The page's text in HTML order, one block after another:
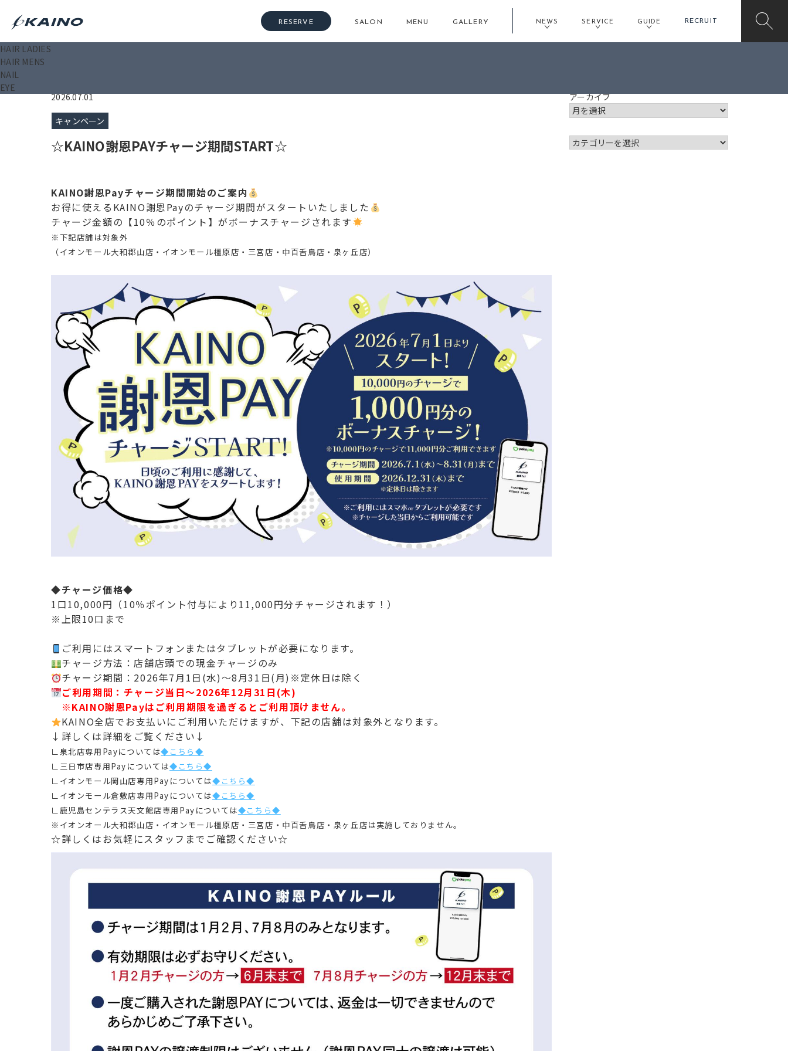
RESERVE SALON MENU GALLERY NEWS SERVICE GUIDE RECRUIT
HAIR LADIES
HAIR MENS
NAIL
EYE
2026.07.01
キャンペーン
☆KAINO謝恩PAYチャージ期間START☆
KAINO謝恩Payチャージ期間開始のご案内
お得に使えるKAINO謝恩Payのチャージ期間がスタートいたしました
チャージ金額の【10％のポイント】がボーナスチャージされます
※下記店舗は対象外
（イオンモール大和郡山店・イオンモール橿原店・三宮店・中百舌鳥店・泉ヶ丘店）
◆チャージ価格◆
1口10,000円（10％ポイント付与により11,000円分チャージされます！）
※上限10口まで
ご利用にはスマートフォンまたはタブレットが必要になります。
チャージ方法：店舗店頭での現金チャージのみ
チャージ期間：2026年7月1日(水)～8月31日(月)※定休日は除く
ご利用期間：チャージ当日～2026年12月31日(木)
※KAINO謝恩Payはご利用期限を過ぎるとご利用頂けません。
KAINO全店でお支払いにご利用いただけますが、下記の店舗は対象外となります。
↓詳しくは詳細をご覧ください↓
∟泉北店専用Payについては◆こちら◆
∟三日市店専用Payについては◆こちら◆
∟イオンモール岡山店専用Payについては◆こちら◆
∟イオンモール倉敷店専用Payについては◆こちら◆
∟鹿児島センテラス天文館店専用Payについては◆こちら◆
※イオンオール大和郡山店・イオンモール橿原店・三宮店・中百舌鳥店・泉ヶ丘店は実施しておりません。
☆詳しくはお気軽にスタッフまでご確認ください☆
アーカイブ